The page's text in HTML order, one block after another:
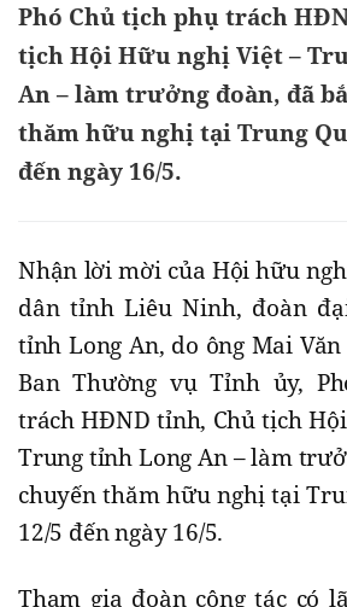
Phó Chủ tịch phụ trách
tịch Hội Hữu nghị Việt –
An – làm trưởng đoàn, đã
thăm hữu nghị tại Trung
đến ngày 16/5.
Nhận lời mời của Hội hữu
dân tỉnh Liêu Ninh, đoàn
tỉnh Long An, do ông Mai
Ban Thường vụ Tỉnh ủy,
trách HĐND tỉnh, Chủ tịch
Trung tỉnh Long An – làm
chuyến thăm hữu nghị tại
12/5 đến ngày 16/5.
Tham gia đoàn công tác có